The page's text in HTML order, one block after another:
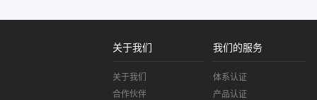
关于我们
关于我们
合作伙伴
我们的服务
体系认证
产品认证